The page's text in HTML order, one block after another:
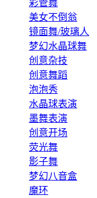
彩管舞
美女不倒翁
镜面舞/玻璃人
梦幻水晶球舞
创意杂技
创意舞蹈
泡泡秀
水晶球表演
墨舞表演
创意开场
荧光舞
影子舞
梦幻八音盒
魔环